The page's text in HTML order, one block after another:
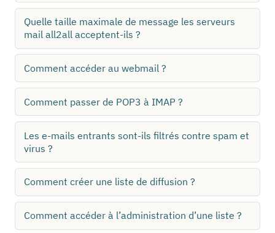
Quelle taille maximale de message les serveurs
mail all2all acceptent-ils ?
Comment accéder au webmail ?
Comment passer de POP3 à IMAP ?
Les e-mails entrants sont-ils filtrés contre spam et
virus ?
Comment créer une liste de diffusion ?
Comment accéder à l’administration d’une liste ?